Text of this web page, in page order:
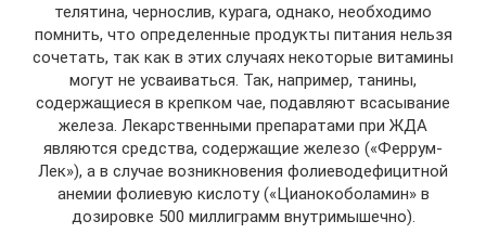
телятина, чернослив, курага, однако, необходимо
помнить, что определенные продукты питания нельзя
сочетать, так как в этих случаях некоторые витамины
могут не усваиваться. Так, например, танины,
содержащиеся в крепком чае, подавляют всасывание
железа. Лекарственными препаратами при ЖДА
являются средства, содержащие железо («Феррум-
Лек»), а в случае возникновения фолиеводефицитной
анемии фолиевую кислоту («Цианокоболамин» в
дозировке 500 миллиграмм внутримышечно).